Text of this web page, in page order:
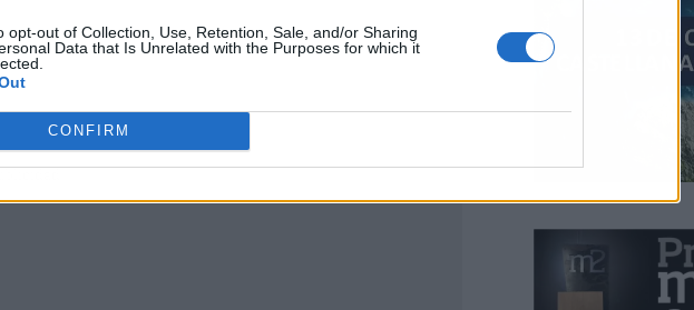
opt-out of Collection, Use, Retention, Sale, and/or Sharing
Data that Is Unrelated with the Purposes for which it
CONFIRM